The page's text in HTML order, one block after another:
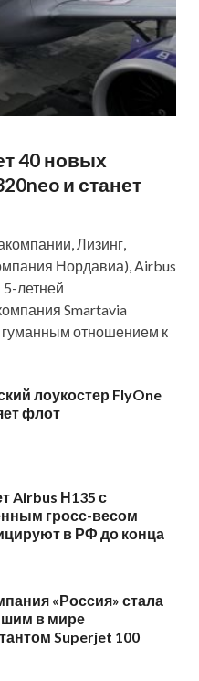
40 новых
и станет
Лизинг,
Нордавиа), Airbus
летней
Smartavia
гуманным отношением к
лоукостер FlyOne
флот
Airbus Н135 с
гросс-весом
в РФ до конца
«Россия» стала
в мире
Superjet 100